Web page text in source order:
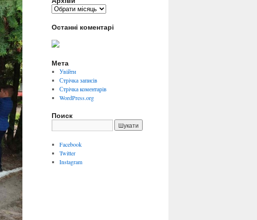
Архіви
Останні коментарі
Мета
Увійти
Стрічка записів
Стрічка коментарів
WordPress.org
Поиск
Facebook
Twitter
Instagram